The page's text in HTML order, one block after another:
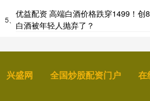
5、
优益配资 高端白酒价格跌穿1499！创
白酒被年轻人抛弃了？
兴盛网 全国炒股配资门户 在